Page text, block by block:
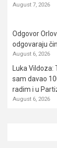
August 7, 2026
Odgovor
odgovaraju
August 6, 2026
Luka
sam davao
radim i u
August 6, 2026